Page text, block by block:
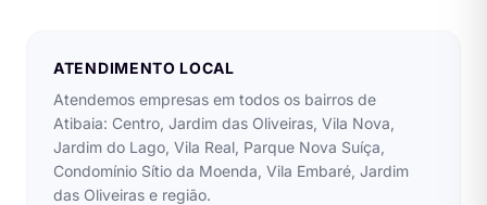
ATENDIMENTO LOCAL
Atendemos empresas em todos os bairros de
Atibaia: Centro, Jardim das Oliveiras, Vila Nova,
Jardim do Lago, Vila Real, Parque Nova Suíça,
Condomínio Sítio da Moenda, Vila Embaré, Jardim
das Oliveiras e região.